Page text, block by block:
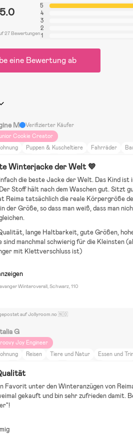
5.0
27 Bewertungen
5
4
3
2
1
eine Bewertung ab
M
Verifizierter Käufer
Cookie Creator
Puppen & Kuscheltiere Fahrräder
Malen & Basteln Rollenspiele
Verkleidungen
Winterjacke der Welt 💙
die beste Jacke der Welt. Das Kind ist
Stoff hält nach dem Waschen gut. Sitzt
Reima tatsächlich die reale Körpergröße
der Größe, so dass man weiß, dass man
lange Haltbarkeit, gute Größen,
sind manchmal schwierig für die Kleinsten
mit Klettverschluss ist)
Winteroverall, Schwarz, 110
auf Jollyroom.no 🇳🇴
G
Joy Engineer
Reisen Tiere und Natur Essen und
Favorit unter den Winteranzügen von
gekauft und bin sehr zufrieden damit.